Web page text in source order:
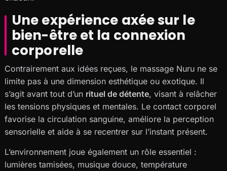
Une expérience axée sur le
bien-être et la connexion
corporelle
Contrairement aux idées reçues, le massage Nuru ne se
limite pas à une dimension esthétique ou exotique. Il
s’agit avant tout d’un rituel de détente, visant à relâcher
les tensions physiques et mentales. Le contact corporel
favorise la circulation sanguine, améliore la perception
sensorielle et aide à se recentrer sur l’instant présent.
L’environnement joue également un rôle essentiel :
lumières tamisées, musique douce, température